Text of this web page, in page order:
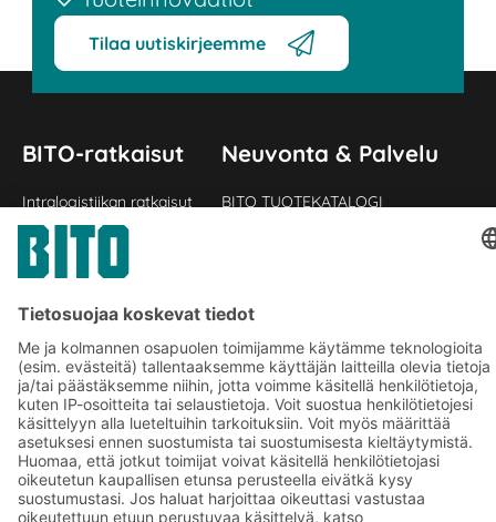
Tilaa uutiskirjeemme
BITO-ratkaisut
Intralogistiikan ratkaisut
Laatikot ja säiliöt
Hylly- ja varastointiratkaisut
Palvelumme
Neuvonta & Palvelu
BITO TUOTEKATALOGI
Yritys
Tietoa meistä
Kansainvälinen verkostomme
Tehtaamme
Follow us